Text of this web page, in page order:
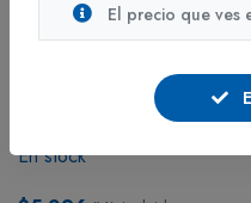
CHINCHES, CLIPS,
GANCHOS Y GRAPAS
Gancho MANECILLA 1 5/8"
(40 mm) x 12 UNIDADES
En stock
El precio que ves